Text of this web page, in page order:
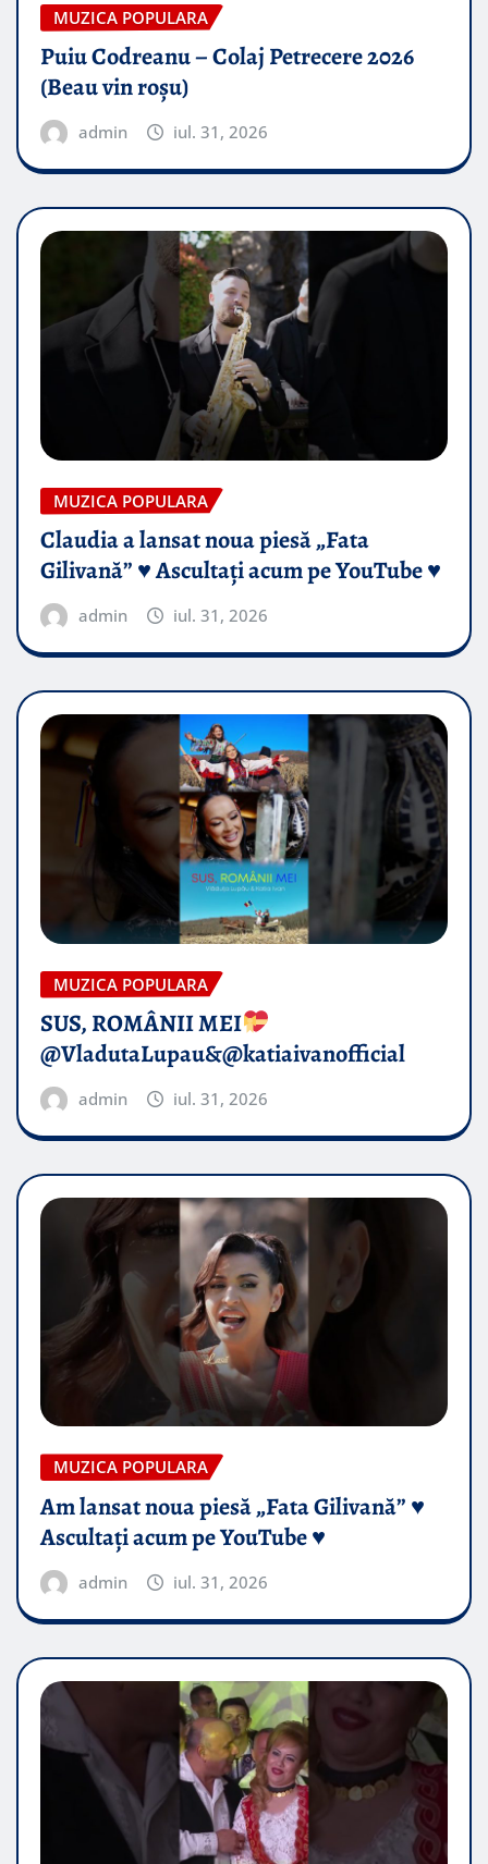
MUZICA POPULARA
Puiu Codreanu – Colaj Petrecere 2026
(Beau vin roșu)
admin iul. 31, 2026
MUZICA POPULARA
Claudia a lansat noua piesă „Fata
Gilivană” ♥️ Ascultați acum pe YouTube ♥️
admin iul. 31, 2026
MUZICA POPULARA
SUS, ROMÂNII MEI
@VladutaLupau&@katiaivanofficial
admin iul. 31, 2026
MUZICA POPULARA
Am lansat noua piesă „Fata Gilivană” ♥️
Ascultați acum pe YouTube ♥️
admin iul. 31, 2026